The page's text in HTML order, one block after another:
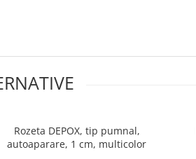
Rozeta DEPOX, tip pumnal,
autoaparare, 1 cm, multicolor